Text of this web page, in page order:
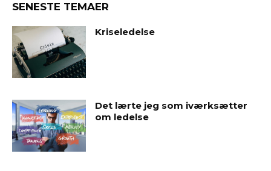
SENESTE TEMAER
Kriseledelse
Det lærte jeg som iværksætter
om ledelse